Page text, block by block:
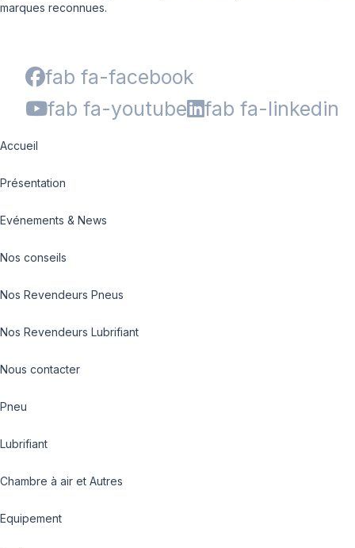
marques reconnues.
fab fa-facebook
fab fa-youtube
fab fa-linkedin
Accueil
Présentation
Evénements & News
Nos conseils
Nos Revendeurs Pneus
Nos Revendeurs Lubrifiant
Nous contacter
Pneu
Lubrifiant
Chambre à air et Autres
Equipement